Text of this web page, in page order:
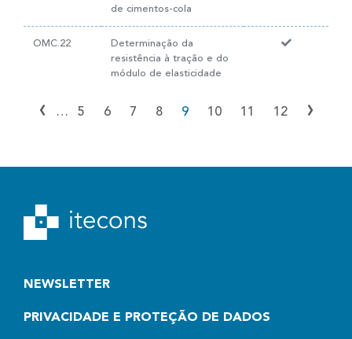
de cimentos-cola
OMC.22
Determinação da
resistência à tração e do
módulo de elasticidade
‹ … 5 6 7 8 9 10 11 12 ›
NEWSLETTER
PRIVACIDADE E PROTEÇÃO DE DADOS